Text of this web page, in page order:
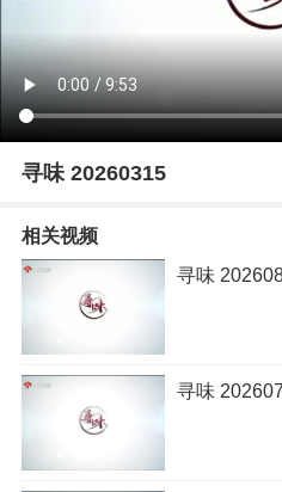
寻味 20260315
相关视频
寻味
寻味